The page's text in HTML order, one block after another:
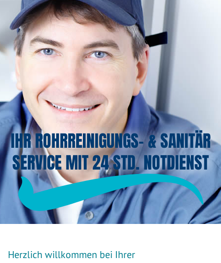
IHR ROHRREINIGUNGS- & SANITÄR
SERVICE MIT 24 STD. NOTDIENST
Herzlich willkommen bei Ihrer